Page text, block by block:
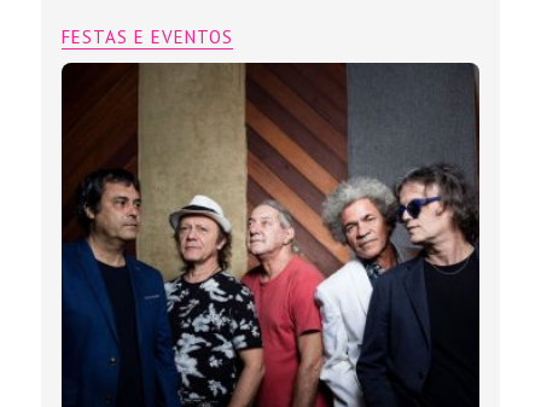
FESTAS E EVENTOS